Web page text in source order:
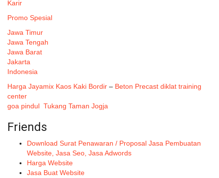
Karir
Promo Spesial
Jawa Timur
Jawa Tengah
Jawa Barat
Jakarta
Indonesia
Harga Jayamix Kaos Kaki Bordir – Beton Precast diklat training
center
goa pindul Tukang Taman Jogja
Friends
Download Surat Penawaran / Proposal Jasa Pembuatan
Website, Jasa Seo, Jasa Adwords
Harga Website
Jasa Buat Website